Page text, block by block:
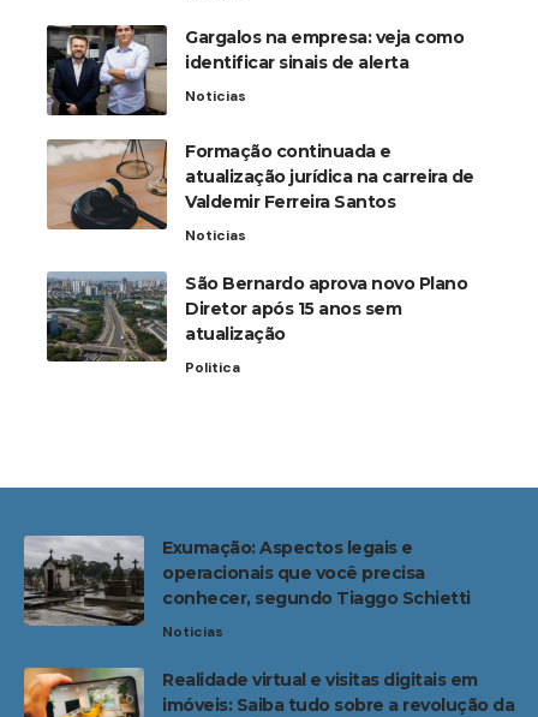
Gargalos na empresa: veja como
identificar sinais de alerta
Noticias
Formação continuada e
atualização jurídica na carreira de
Valdemir Ferreira Santos
Noticias
São Bernardo aprova novo Plano
Diretor após 15 anos sem
atualização
Politica
Exumação: Aspectos legais e
operacionais que você precisa
conhecer, segundo Tiaggo Schietti
Noticias
Realidade virtual e visitas digitais em
imóveis: Saiba tudo sobre a revolução da